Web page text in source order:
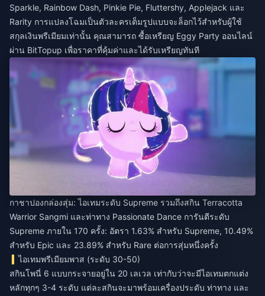
Sparkle, Rainbow Dash, Pinkie Pie, Fluttershy, Applejack และ
Rarity การแปลงโฉมเป็นตัวละครเต็มรูปแบบจะล็อกไว้สำหรับผู้ใช้
สกุลเงินพรีเมียมเท่านั้น คุณสามารถ ซื้อเหรียญ Eggy Party ออนไลน์
ผ่าน BitTopup เพื่อราคาที่คุ้มค่าและได้รับเหรียญทันที
กาชาปองกล่องสุ่ม: ไอเทมระดับ Supreme รวมถึงสกิน Terracotta
Warrior Sangmi และท่าทาง Passionate Dance การันตีระดับ
Supreme ภายใน 170 ครั้ง: อัตรา 1.63% สำหรับ Supreme, 10.49%
สำหรับ Epic และ 23.89% สำหรับ Rare ต่อการสุ่มหนึ่งครั้ง
ไอเทมพรีเมียมพาส (ระดับ 30-50)
สกินโพนี่ 6 แบบกระจายอยู่ใน 20 เลเวล เท่ากับว่าจะมีไอเทมตกแต่ง
หลักทุกๆ 3-4 ระดับ แต่ละสกินจะมาพร้อมเครื่องประดับ ท่าทาง และ